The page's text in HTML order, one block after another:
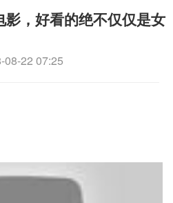
影，好看的绝不仅仅是女
08-22 07:25